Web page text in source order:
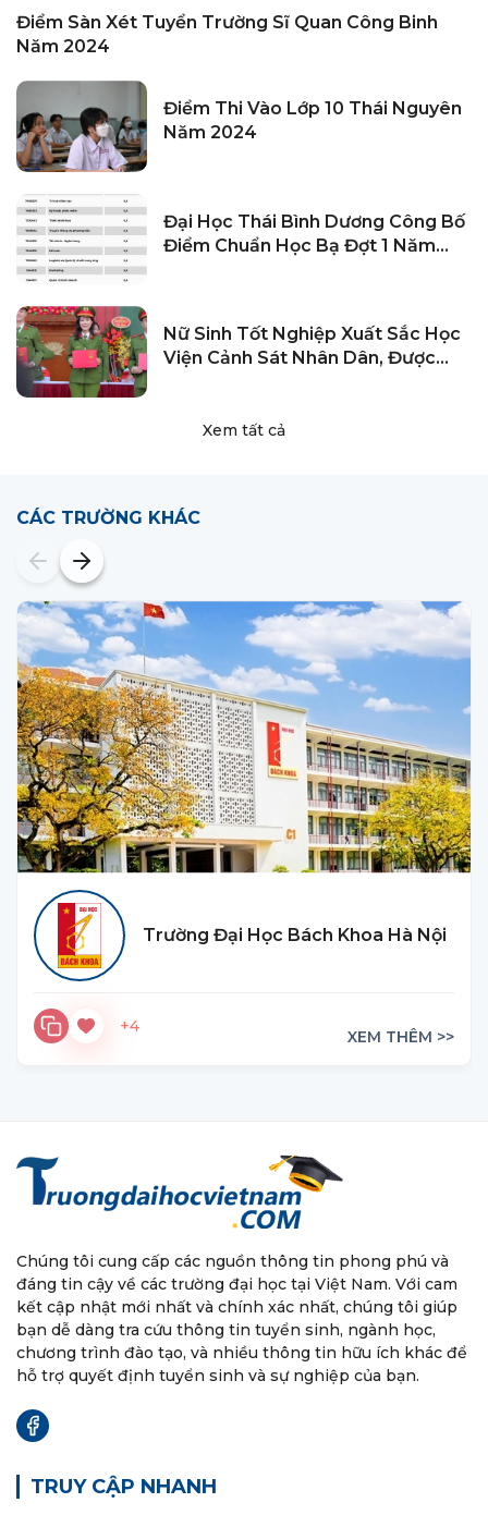
Điểm Sàn Xét Tuyển Trường Sĩ Quan Công Binh
Năm 2024
Điểm Thi Vào Lớp 10 Thái Nguyên
Năm 2024
Đại Học Thái Bình Dương Công Bố
Điểm Chuẩn Học Bạ Đợt 1 Năm
Nữ Sinh Tốt Nghiệp Xuất Sắc Học
Viện Cảnh Sát Nhân Dân, Được
Xem tất cả
CÁC TRƯỜNG KHÁC
Trường Đại Học Bách Khoa Hà Nội
+4
XEM THÊM >>
Chúng tôi cung cấp các nguồn thông tin phong phú và
đáng tin cậy về các trường đại học tại Việt Nam. Với cam
kết cập nhật mới nhất và chính xác nhất, chúng tôi giúp
bạn dễ dàng tra cứu thông tin tuyển sinh, ngành học,
chương trình đào tạo, và nhiều thông tin hữu ích khác để
hỗ trợ quyết định tuyển sinh và sự nghiệp của bạn.
TRUY CẬP NHANH